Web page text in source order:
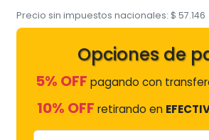
Precio sin impuestos nacionales:$ 57.146
Opciones de
5% OFF pagando con
10% OFF retirando en